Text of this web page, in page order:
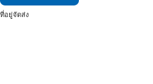
ที่อยู่จัดส่ง